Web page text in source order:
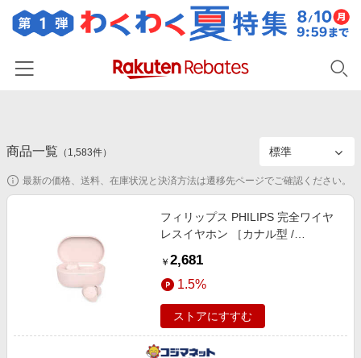
カテゴリー一覧
百貨店・総合ECモール
ファッション・インナー・小物
食品・スイーツ・お酒
日用品・キッチン用品
コスメ・健康・医薬品
家電・PC・スマホ・カメラ
イベント一覧
初回購入者限定特典
対象ストア新規限定特典
新着ストアのご紹介
友達紹介
楽天IDでログイン/会員登録
商品一覧 （ 1,583件）
最新の価格、送料、在庫状況と決済方法は遷移先ページでご確認ください。
フィリップス PHILIPS 完全ワイヤ
レスイヤホン ［カナル型 /
TAT1300PK/97
￥ 2,681
1.5%
ストアにすすむ